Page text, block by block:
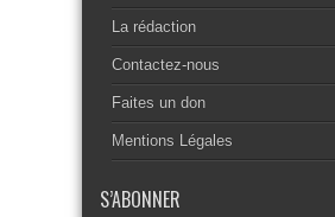
La rédaction
Contactez-nous
Faites un don
Mentions Légales
S’ABONNER